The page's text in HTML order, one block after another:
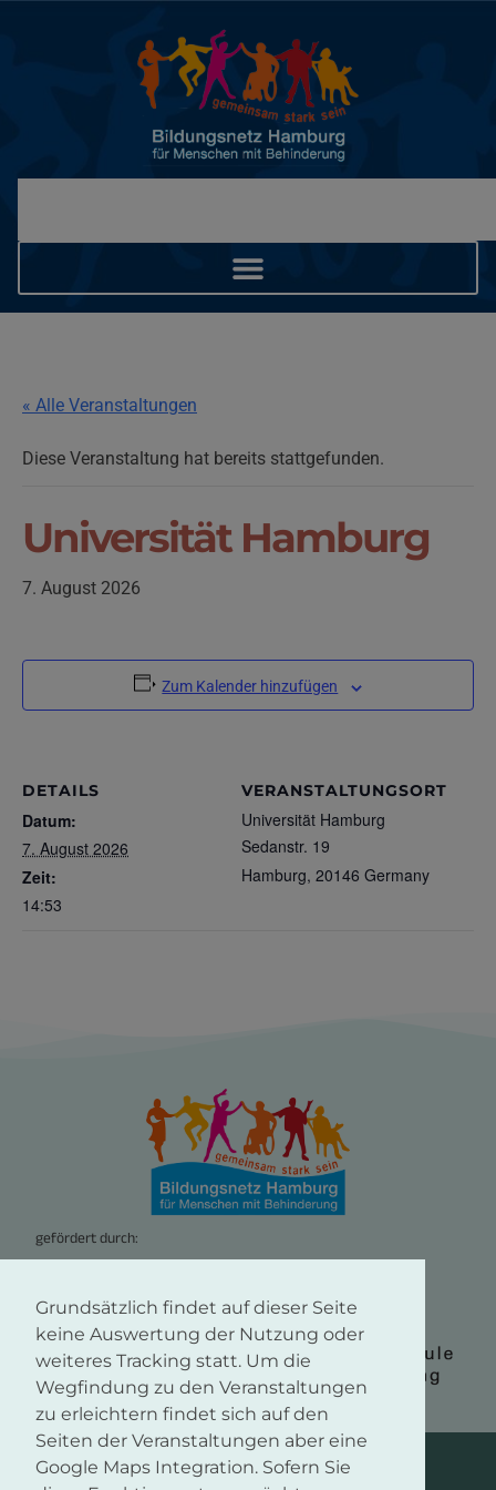
Grundsätzlich findet auf dieser Seite
keine Auswertung der Nutzung oder
weiteres Tracking statt. Um die
Wegfindung zu den Veranstaltungen
zu erleichtern findet sich auf den
Seiten der Veranstaltungen aber eine
Google Maps Integration. Sofern Sie
« Alle Veranstaltungen
Diese Veranstaltung hat bereits stattgefunden.
Universität Hamburg
7. August 2026
Zum Kalender hinzufügen
DETAILS
Datum:
7. August 2026
Zeit:
14:53
VERANSTALTUNGSORT
Universität Hamburg
Sedanstr. 19
Hamburg, 20146 Germany
gefördert durch:
© Copyright 1998-2025 | Bildungsnetz Hamburg für Menschen mit
Behinderung